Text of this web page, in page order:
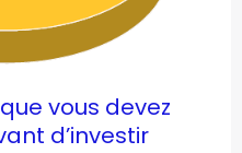
vous devez
d’investir